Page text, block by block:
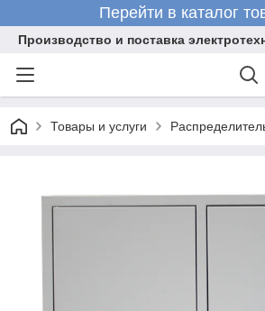
Перейти в каталог
Производство и поставка
Товары и услуги